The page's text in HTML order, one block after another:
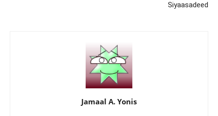
Siyaasadeed
Jamaal A. Yonis